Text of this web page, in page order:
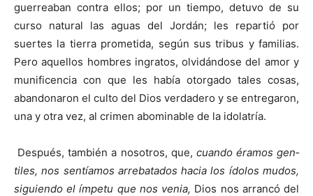
guerreaban contra ellos; por un tiempo, de­tuvo de su
curso natural las aguas del Jordán; les repartió por
suertes la tierra prometida, según sus tribus y fami­lias.
Pero aquellos hombres ingratos, olvidándose del amor y
munificencia con que les había otorgado tales cosas,
abandonaron el culto del Dios verdadero y se entregaron,
una y otra vez, al crimen abominable de la idolatría.
Después, también a nosotros, que, cuando éramos gen­
tiles, nos sentíamos arrebatados hacia los ídolos mudos,
siguiendo el ímpetu que nos venia, Dios nos arrancó del